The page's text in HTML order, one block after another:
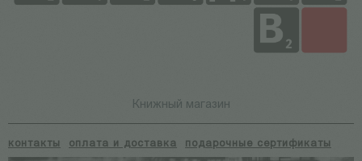
Книжный магазин
контакты оплата и доставка подарочные сертификаты